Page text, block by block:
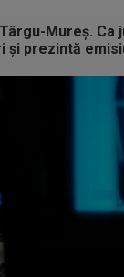
Mureş.
prezintă